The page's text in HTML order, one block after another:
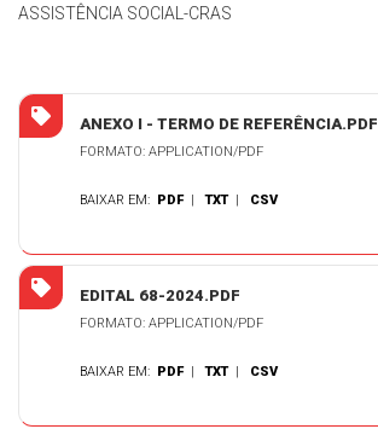
ASSISTÊNCIA SOCIAL-CRAS
ANEXO I - TERMO DE REFERÊNCIA.PDF
FORMATO: APPLICATION/PDF
BAIXAR EM: PDF |TXT | CSV
EDITAL 68-2024.PDF
FORMATO: APPLICATION/PDF
BAIXAR EM: PDF |TXT | CSV